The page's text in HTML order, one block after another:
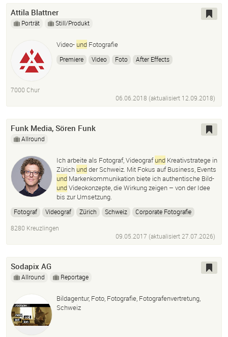
Attila Blattner
Porträt Still/Produkt
Video- und Fotografie
Premiere Video Foto
After Effects
7000 Chur
06.06.2018 (aktualisiert 12.09.2018)
Funk Media, Sören Funk
Allround
Ich arbeite als Fotograf, Videografund Kreativstratege in
Zürich undder Schweiz. Mit Fokus auf Business, Events
und Markenkommunikation biete ich authentische Bild-
undVideokonzepte, die Wirkung zeigen – von der Idee
bis zur Umsetzung.
Fotograf Videograf Zürich Schweiz
Corporate Fotografie
Eventfotograf
Marketingstrategie Storytelling
Available Light
8280 Kreuzlingen
09.05.2017 (aktualisiert27.07.2026)
Sodapix AG
Allround Reportage
Bildagentur, Foto, Fotografie, Fotografenvertretung,
Schweiz